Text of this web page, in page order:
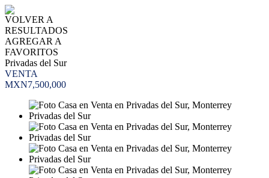
VOLVER A
RESULTADOS
AGREGAR A
FAVORITOS
Privadas del Sur
VENTA
MXN7,500,000